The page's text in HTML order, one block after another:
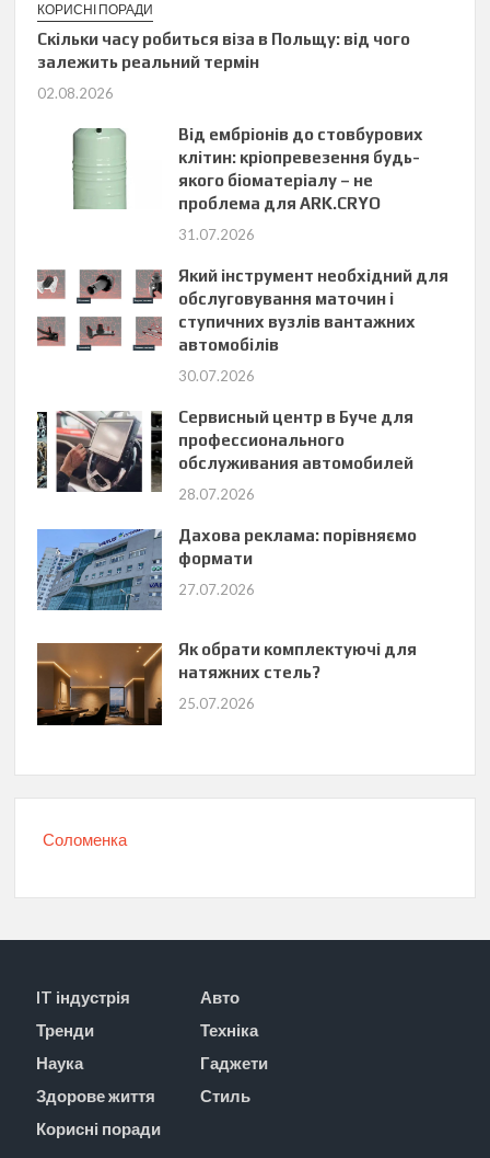
КОРИСНІ ПОРАДИ
Скільки часу робиться віза в Польщу: від чого
залежить реальний термін
02.08.2026
Від ембріонів до стовбурових
клітин: кріопревезення будь-
якого біоматеріалу – не
проблема для ARK.CRYO
31.07.2026
Який інструмент необхідний для
обслуговування маточин і
ступичних вузлів вантажних
автомобілів
30.07.2026
Сервисный центр в Буче для
профессионального
обслуживания автомобилей
28.07.2026
Дахова реклама: порівняємо
формати
27.07.2026
Як обрати комплектуючі для
натяжних стель?
25.07.2026
Соломенка
IT індустрія
Авто
Тренди
Техніка
Наука
Гаджети
Здорове життя
Стиль
Корисні поради